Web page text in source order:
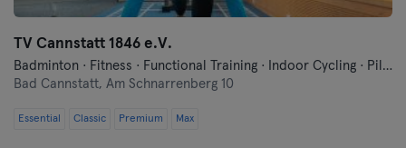
TV Cannstatt 1846 e.V.
Badminton · Fitness · Functional Training · Indoor Cycling · Pilates · Qi Gong et Tai Chi · Sauna · Tennis · Yoga
Bad Cannstatt, Am Schnarrenberg 10
Essential Classic Premium Max